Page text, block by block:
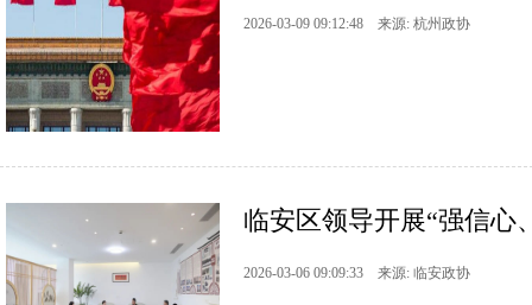
2026-03-09 09:12:48 来源: 杭州政协
临安区领导开展“强信心
2026-03-06 09:09:33 来源: 临安政协